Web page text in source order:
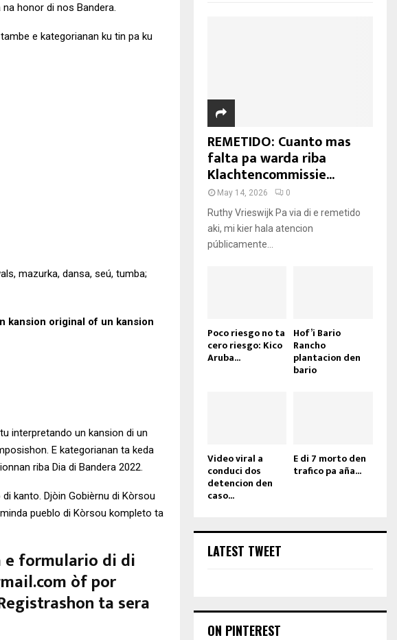
honor di nos Bandera.
e kategorianan ku tin pa ku
mazurka, dansa, seú, tumba;
kansion original of un kansion
interpretando un kansion di un
E kategorianan ta keda
riba Dia di Bandera 2022.
kanto. Djòin Gobièrnu di Kòrsou
pueblo di Kòrsou kompleto ta
e formulario di di
òf por
ta sera
REMETIDO: Cuanto mas
falta pa warda riba
Klachtencommissie...
May 14, 2026 0
Ruthy Vrieswijk Pa via di e remetido
aki, mi kier hala atencion
públicamente...
Poco riesgo no ta
cero riesgo: Kico
Aruba...
Hof’i Bario
Rancho
plantacion den
bario
Video viral a
conduci dos
detencion den
caso...
E di 7 morto den
trafico pa aña...
LATEST TWEET
ON PINTEREST